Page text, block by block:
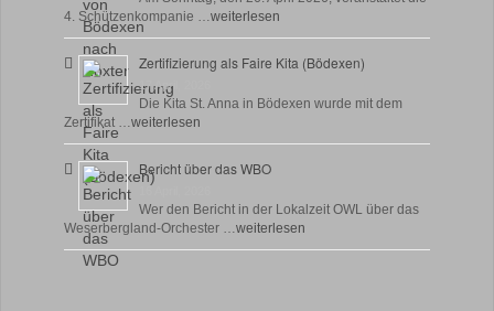
4. Schützenkompanie …weiterlesen
Zertifizierung als Faire Kita (Bödexen)
17 April, 2026
Die Kita St. Anna in Bödexen wurde mit dem
Zertifikat …weiterlesen
Bericht über das WBO
Wer den Bericht in der Lokalzeit OWL über das
Weserbergland-Orchester …weiterlesen